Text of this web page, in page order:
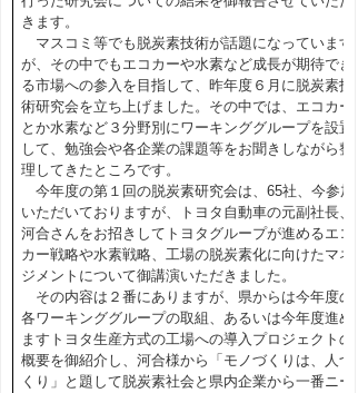
きます。
マスコミ等でも脱炭素技術が話題になっています
が、その中でもエコカーや水素など成長が期待でき
る市場への参入を目指して、昨年度６月に脱炭素技
術研究会を立ち上げました。その中では、エコカー
とか水素など３分野別にワーキンググループを設置
して、勉強会や各企業の課題等をお聞きしながら整
理してきたところです。
今年度の第１回の脱炭素研究会は、65社、今参加
いただいておりますが、トヨタ自動車の元副社長、
河合さんをお招きしてトヨタグループが進めるエコ
カー戦略や水素戦略、工場の脱炭素化に向けたマネ
ジメントについて御講演いただきました。
その内容は２番にありますが、県からは今年度の
各ワーキンググループの取組、あるいは今年度進め
ますトヨタ生産方式の工場への導入プロジェクトの
概要を御紹介し、河合様から「モノづくりは、人づ
くり」と題して脱炭素社会と県内企業から一番ニー